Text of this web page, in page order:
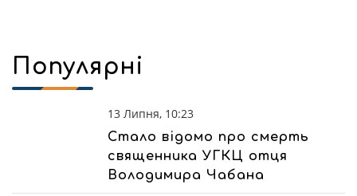
Популярні
13 Липня, 10:23
Стало відомо про смерть
священника УГКЦ отця
Володимира Чабана